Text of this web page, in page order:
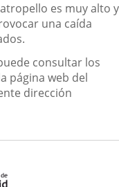
es muy alto y
una caída
consultar los
página web del
dirección